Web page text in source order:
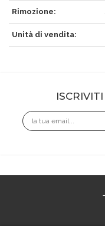
Rimozione:
Unità di vendita:
Email